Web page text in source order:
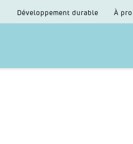
Développement durable À